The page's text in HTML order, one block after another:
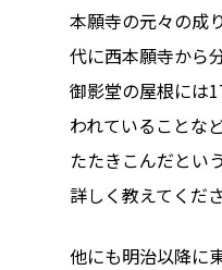
本願寺の元々の成
代に西本願寺から
御影堂の屋根には
われていることな
たたきこんだとい
詳しく教えてくだ
他にも明治以降に